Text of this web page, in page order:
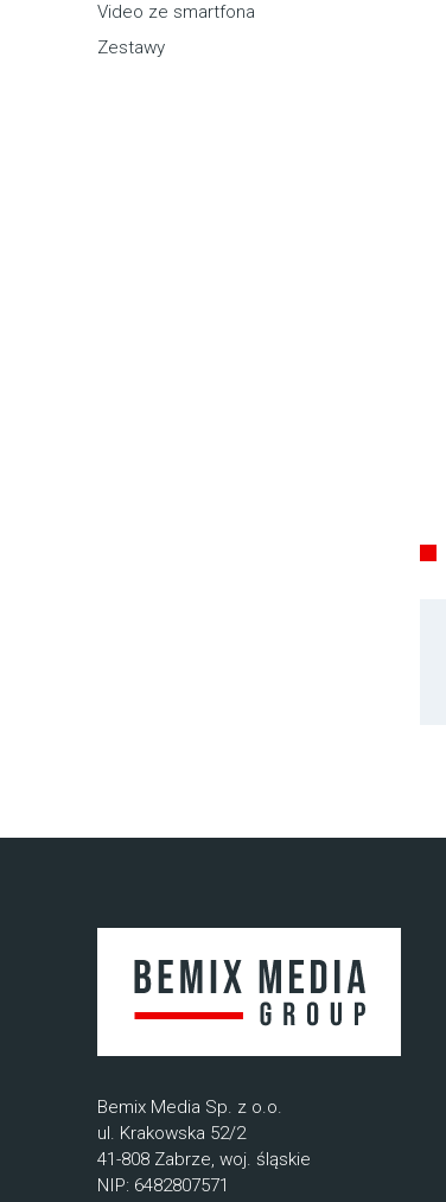
Video ze smartfona
Zestawy
Bemix Media Sp. z o.o.
ul. Krakowska 52/2
41-808 Zabrze, woj. śląskie
NIP: 6482807571